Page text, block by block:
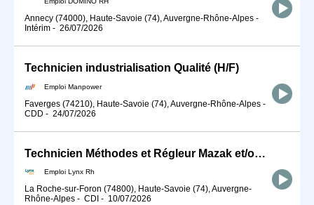
Annecy (74000), Haute-Savoie (74), Auvergne-Rhône-Alpes -
Intérim - 26/07/2026
Technicien industrialisation Qualité (H/F)
Emploi Manpower
Faverges (74210), Haute-Savoie (74), Auvergne-Rhône-Alpes -
CDD - 24/07/2026
Technicien Méthodes et Régleur Mazak et/ou Okuma H/F
Emploi Lynx Rh
La Roche-sur-Foron (74800), Haute-Savoie (74), Auvergne-
Rhône-Alpes - CDI - 10/07/2026